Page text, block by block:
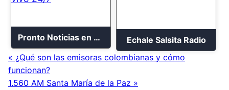
Pronto Noticias en vivo 24/7
Echale Salsita Radio
« ¿Qué son las emisoras colombianas y cómo
funcionan?
1.560 AM Santa María de la Paz »